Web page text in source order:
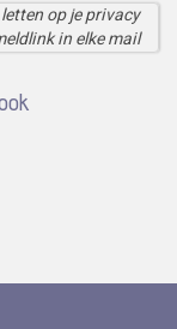
op je privacy
in elke mail